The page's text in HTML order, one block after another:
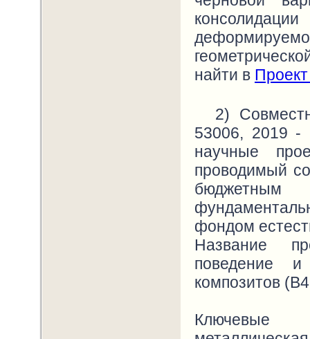
найти в
2)
53006, 2019 -
научные
проводимый
бюджетным
фондом
Название
поведение
композитов
Ключевые